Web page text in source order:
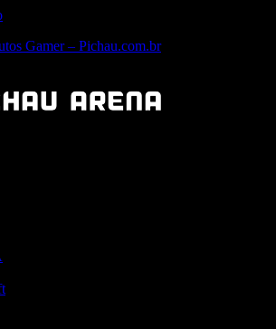
Gamer – Pichau.com.br